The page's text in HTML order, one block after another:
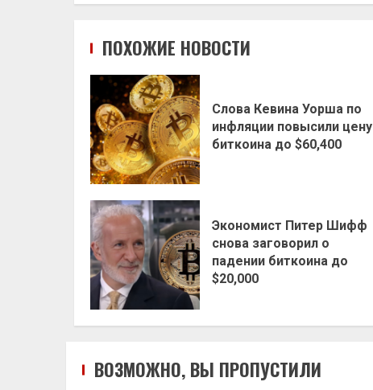
ПОХОЖИЕ НОВОСТИ
Слова Кевина Уорша по
инфляции повысили цену
биткоина до $60,400
Экономист Питер Шифф
снова заговорил о
падении биткоина до
$20,000
ВОЗМОЖНО, ВЫ ПРОПУСТИЛИ